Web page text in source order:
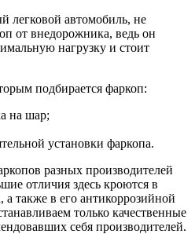
легковой автомобиль, не
от внедорожника, ведь он
нагрузку и стоит
подбирается фаркоп:
на шар;
установки фаркопа.
разных производителей
отличия здесь кроются в
а также в его антикоррозийной
только качественные
себя производителей.